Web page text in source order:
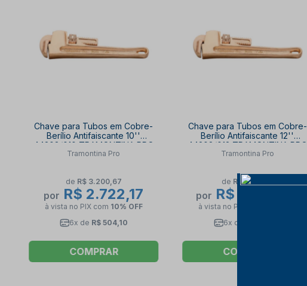
Chave para Tubos em Cobre-
Berílio Antifaiscante 10''
44208/010 TRAMONTINA PRO
Tramontina Pro
de R$ 3.200,67
por R$ 2.722,17
à vista no PIX com 10% OFF
6x de R$ 504,10
COMPRAR
Chave para Tubos em Cobre-
Berílio Antifaiscante 12''
44208/012 TRAMONTINA PRO
Tramontina Pro
de R$ 3.892,11
por R$ 3.310,24
à vista no PIX
6x de
COMPRAR